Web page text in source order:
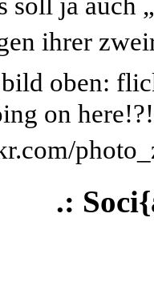
soll ja auch
ihrer
bild oben:
on here!?!
.: